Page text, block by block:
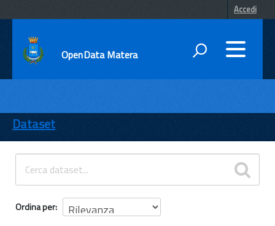
Accedi
OpenData Matera
ENTI
TEMI
INFORMAZIONI
Dataset
Ordina per